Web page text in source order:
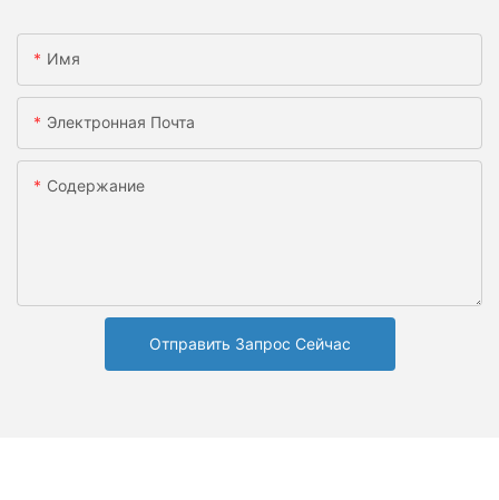
Имя
Электронная Почта
Содержание
Отправить Запрос Сейчас